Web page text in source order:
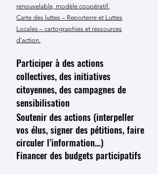
renouvelable, modèle coopératif.
Carte des luttes – Reporterre et Luttes
Locales – cartographies et ressources
d’action.
Participer à des actions
collectives, des initiatives
citoyennes, des campagnes de
sensibilisation
Soutenir des actions (interpeller
vos élus, signer des pétitions, faire
circuler l’information...)
Financer des budgets participatifs